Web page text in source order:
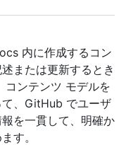
内に作成するコン
または更新するとき
コンテンツ モデルを
、GitHub でユーザ
を一貫して、明確か
す。